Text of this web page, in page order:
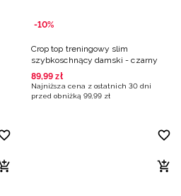
-10%
Crop top treningowy slim
szybkoschnący damski - czarny
89,99 zł
Najniższa cena z ostatnich 30 dni
przed obniżką 99,99 zł